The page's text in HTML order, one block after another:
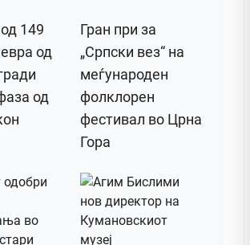
149
од
од
Гран при за
„Српски вез“ на
меѓународен
фолклорен
фестивал во Црна
Гора